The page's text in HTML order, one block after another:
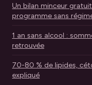
Un bilan minceur
programme sans
1 an sans alcool :
retrouvée
70-80 % de lipides,
expliqué